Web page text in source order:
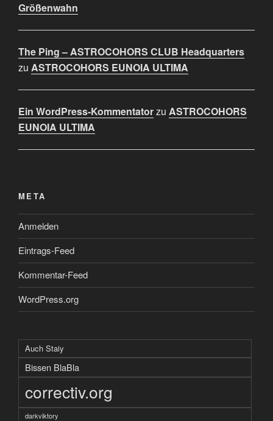
Größenwahn
The Ping – ASTROCOHORS CLUB Headquarters
zu ASTROCOHORS EUNOIA ULTIMA
Ein WordPress-Kommentatorzu ASTROCOHORS
EUNOIA ULTIMA
META
Anmelden
Eintrags-Feed
Kommentar-Feed
WordPress.org
Auch Staiy
Bissen BlaBla
correctiv.org
darkviktory